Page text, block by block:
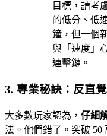
目標，請考
的低分、低
鐘，但一個
與「速度」
連擊鏈。
3. 專業秘訣：反直
大多數玩家認為， 仔細
法。他們錯了。突破 50